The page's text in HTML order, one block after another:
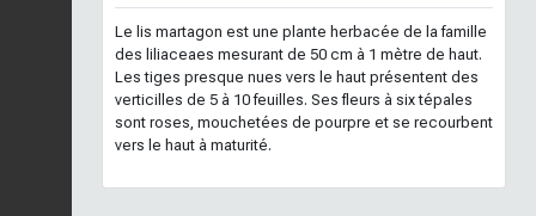
Le lis martagon est une plante herbacée de la famille
des liliaceaes mesurant de 50 cm à 1 mètre de haut.
Les tiges presque nues vers le haut présentent des
verticilles de 5 à 10 feuilles. Ses fleurs à six tépales
sont roses, mouchetées de pourpre et se recourbent
vers le haut à maturité.